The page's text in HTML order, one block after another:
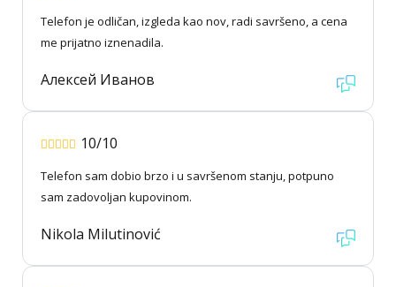
Telefon je odličan, izgleda kao nov, radi savršeno, a cena
me prijatno iznenadila.
Алексей Иванов
10/10
Telefon sam dobio brzo i u savršenom stanju, potpuno
sam zadovoljan kupovinom.
Nikola Milutinović